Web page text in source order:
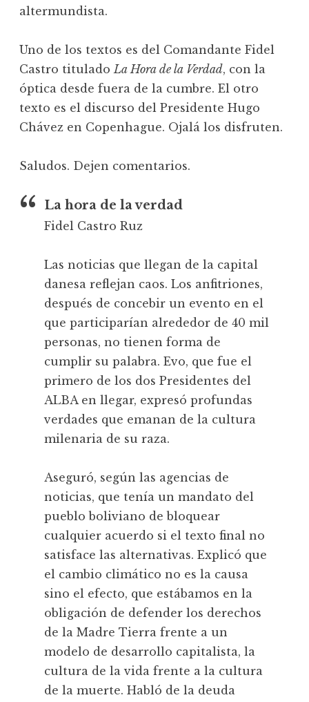
altermundista.
Uno de los textos es del Comandante Fidel
Castro tituladoLa Hora de la Verdad, con la
óptica desde fuera de la cumbre. El otro
texto es el discurso del Presidente Hugo
Chávez en Copenhague. Ojalá los disfruten.
Saludos. Dejen comentarios.
La hora de la verdad
Fidel Castro Ruz
Las noticias que llegan de la capital
danesa reflejan caos. Los anfitriones,
después de concebir un evento en el
que participarían alrededor de 40 mil
personas, no tienen forma de
cumplir su palabra. Evo, que fue el
primero de los dos Presidentes del
ALBA en llegar, expresó profundas
verdades que emanan de la cultura
milenaria de su raza.
Aseguró, según las agencias de
noticias, que tenía un mandato del
pueblo boliviano de bloquear
cualquier acuerdo si el texto final no
satisface las alternativas. Explicó que
el cambio climático no es la causa
sino el efecto, que estábamos en la
obligación de defender los derechos
de la Madre Tierra frente a un
modelo de desarrollo capitalista, la
cultura de la vida frente a la cultura
de la muerte. Habló de la deuda